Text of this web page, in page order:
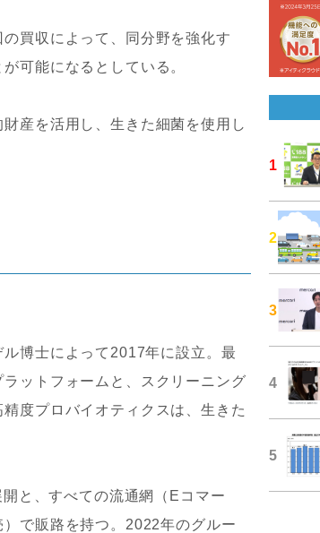
買収によって、同分野を強化す
可能になるとしている。
産を活用し、生きた細菌を使用し
博士によって2017年に設立。最
ットフォームと、スクリーニング
度プロバイオティクスは、生きた
と、すべての流通網（Eコマー
で販路を持つ。2022年のグルー
1
2
3
4
5